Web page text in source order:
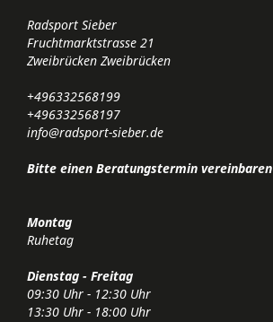
Radsport Sieber
Fruchtmarktstrasse 21
Zweibrücken Zweibrücken
+496332568199
+496332568197
info@radsport-sieber.de
Bitte einen Beratungstermin vereinbaren
Montag
Ruhetag
Dienstag - Freitag
09:30 Uhr - 12:30 Uhr
13:30 Uhr - 18:00 Uhr